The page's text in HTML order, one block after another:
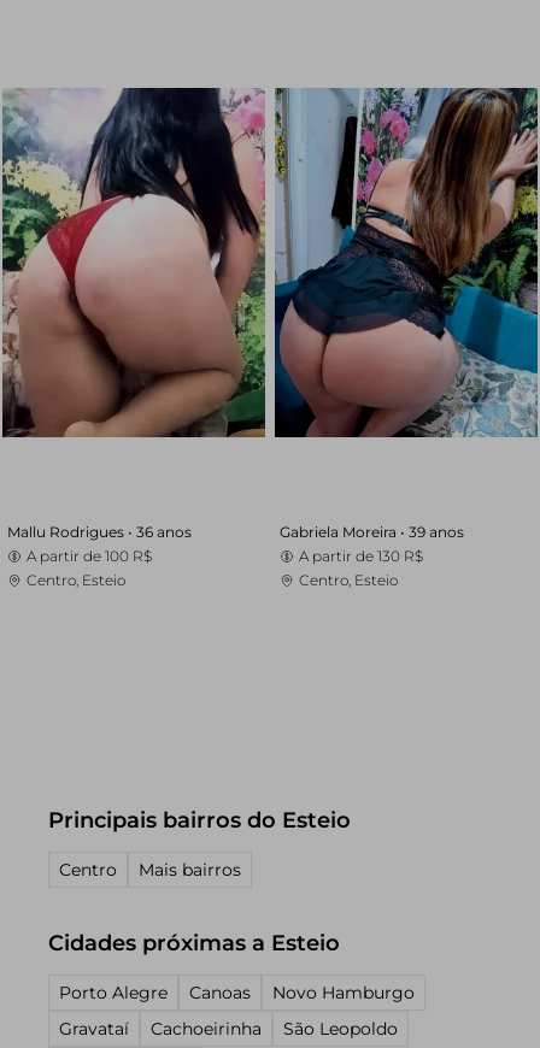
Mallu Rodrigues • 36 anos
A partir de 100 R$
Centro, Esteio
Gabriela Moreira • 39 anos
A partir de 130 R$
Centro, Esteio
Principais bairros do Esteio
Centro Mais bairros
Cidades próximas a Esteio
Porto Alegre Canoas
Novo Hamburgo
Gravataí
Cachoeirinha São Leopoldo